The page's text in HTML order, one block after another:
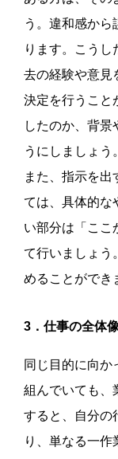
う。違和感か
ります。こうし
去の経験や意見
決定を行うこと
したのか、背景
うにしましょう。
また、指示を
ては、具体的な
い部分は「ここ
て行いましょう
めることができ
3．仕事の全体
同じ目的に向か
組んでいても、
すると、自分の
り、単なる一